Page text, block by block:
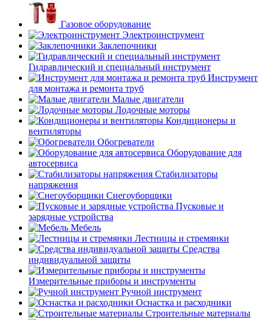
Газовое оборудование
Электроинструмент
Заклепочники
Гидравлический и специальный инструмент
Инструмент
для монтажа и ремонта труб
Малые двигатели
Лодочные моторы
Кондиционеры и
вентиляторы
Обогреватели
Оборудование для
автосервиса
Стабилизаторы
напряжения
Снегоуборщики
Пусковые и
зарядные устройства
Мебель
Лестницы и стремянки
Средства
индивидуальной защиты
Измерительные приборы и инструменты
Ручной инструмент
Оснастка и расходники
Строительные материалы